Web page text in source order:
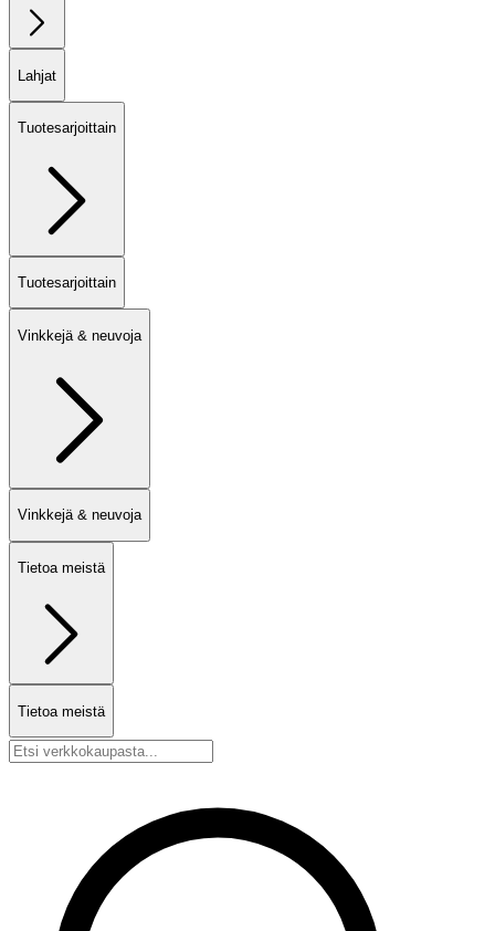
Lahjat
Tuotesarjoittain
Tuotesarjoittain
Vinkkejä & neuvoja
Vinkkejä & neuvoja
Tietoa meistä
Tietoa meistä